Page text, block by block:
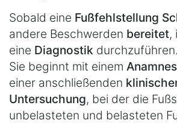
Sobald eine Fußfehlstellung
andere Beschwerden bereitet,
eine Diagnostik durchzuführen.
Sie beginnt mit einem
einer anschließenden
Untersuchung, bei der die
unbelasteten und belasteten